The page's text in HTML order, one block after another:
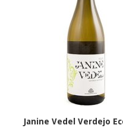
Janine Vedel Verdejo